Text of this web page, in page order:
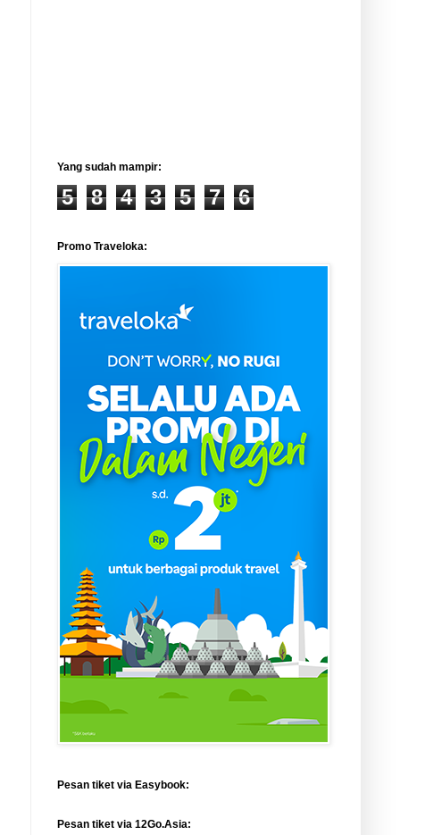
Yang sudah mampir:
5 8 4 3 5 7 6
Promo Traveloka:
Pesan tiket via Easybook:
Pesan tiket via 12Go.Asia: